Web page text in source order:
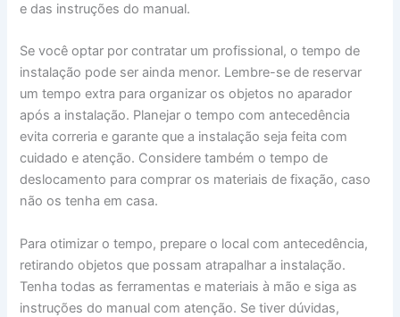
e das instruções do manual.
Se você optar por contratar um profissional, o tempo de
instalação pode ser ainda menor. Lembre-se de reservar
um tempo extra para organizar os objetos no aparador
após a instalação. Planejar o tempo com antecedência
evita correria e garante que a instalação seja feita com
cuidado e atenção. Considere também o tempo de
deslocamento para comprar os materiais de fixação, caso
não os tenha em casa.
Para otimizar o tempo, prepare o local com antecedência,
retirando objetos que possam atrapalhar a instalação.
Tenha todas as ferramentas e materiais à mão e siga as
instruções do manual com atenção. Se tiver dúvidas,